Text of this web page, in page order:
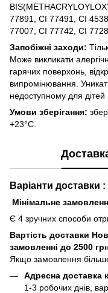
77891, CI 77491, CI
77007, CI 77742, CI
Запобіжні заходи:
Може викликати
гарячих поверхонь,
випромінювання.
недоступному для дітей
Умови зберігання:
+23°C.
Варіанти доставки :
Мінімальне
Є 4 зручних способи
Вартість доставки
замовленні до 2500
Якщо замовлення
Адресна доставка
1-3 робочих днів,